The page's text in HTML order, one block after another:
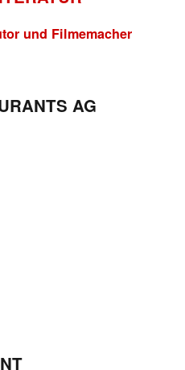
und Filmemacher
AG